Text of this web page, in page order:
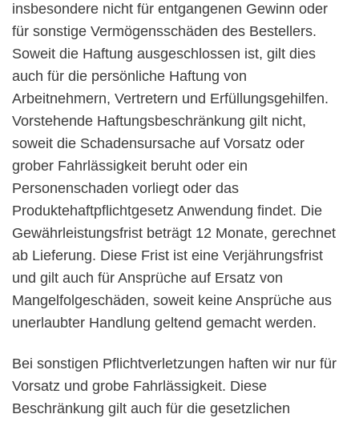
insbesondere nicht für entgangenen Gewinn oder
für sonstige Vermögensschäden des Bestellers.
Soweit die Haftung ausgeschlossen ist, gilt dies
auch für die persönliche Haftung von
Arbeitnehmern, Vertretern und Erfüllungsgehilfen.
Vorstehende Haftungsbeschränkung gilt nicht,
soweit die Schadensursache auf Vorsatz oder
grober Fahrlässigkeit beruht oder ein
Personenschaden vorliegt oder das
Produktehaftpflichtgesetz Anwendung findet. Die
Gewährleistungsfrist beträgt 12 Monate, gerechnet
ab Lieferung. Diese Frist ist eine Verjährungsfrist
und gilt auch für Ansprüche auf Ersatz von
Mangelfolgeschäden, soweit keine Ansprüche aus
unerlaubter Handlung geltend gemacht werden.
Bei sonstigen Pflichtverletzungen haften wir nur für
Vorsatz und grobe Fahrlässigkeit. Diese
Beschränkung gilt auch für die gesetzlichen